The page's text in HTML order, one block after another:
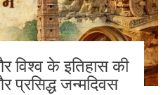
विश्व के इतिहास की
प्रसिद्ध जन्मदिवस